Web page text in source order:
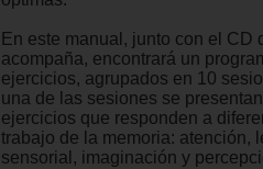
En este manual, junto con el CD
acompaña, encontrará un
ejercicios, agrupados en 10
una de las sesiones se
ejercicios que responden a
trabajo de la memoria: atención,
sensorial, imaginación y